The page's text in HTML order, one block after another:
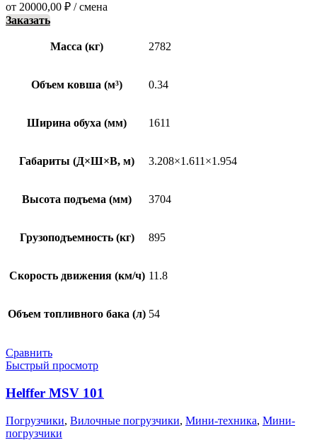
от 20000,00 ₽ / смена
Заказать
Масса (кг) 2782
Объем ковша (м³) 0.34
Ширина обуха (мм) 1611
Габариты (Д×Ш×В, м) 3.208×1.611×1.954
Высота подъема (мм) 3704
Грузоподъемность (кг) 895
Скорость движения (км/ч) 11.8
Объем топливного бака (л) 54
Сравнить
Быстрый просмотр
Helffer MSV 101
Погрузчики, Вилочные погрузчики, Мини-техника, Мини-
погрузчики